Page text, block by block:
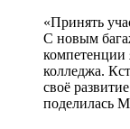
«Принять
С новым
компетенции
колледжа.
своё
поделилась